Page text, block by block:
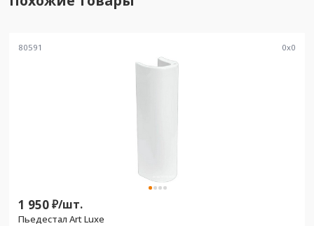
80591 0x0
1 950₽/шт.
Пьедестал Art Luxe